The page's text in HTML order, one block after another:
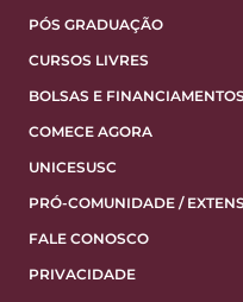
PÓS GRADUAÇÃO
CURSOS LIVRES
BOLSAS E FINANCIAMENTOS
COMECE AGORA
UNICESUSC
PRÓ-COMUNIDADE /
FALE CONOSCO
PRIVACIDADE